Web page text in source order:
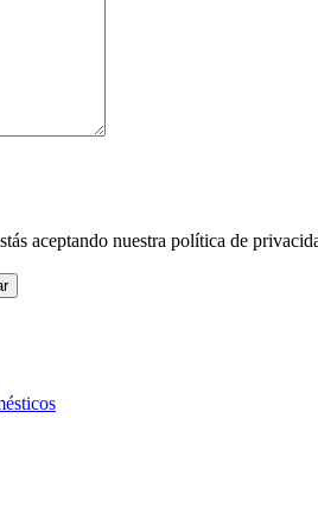
aceptando nuestra política de